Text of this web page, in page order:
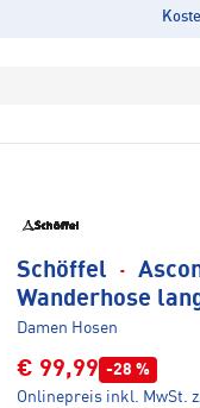
Schöffel ·
Wanderhose
Damen Hosen
€ 99,99 -28 %
Onlinepreis inkl. MwSt.